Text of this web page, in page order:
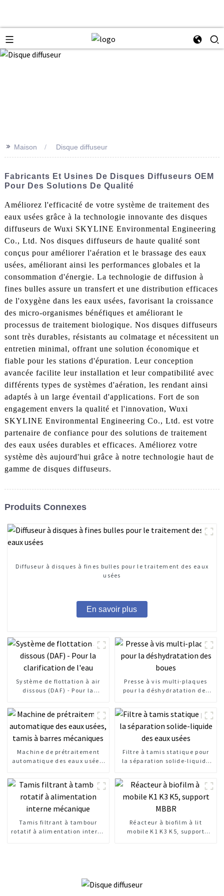
>> Maison Disque diffuseur
Fabricants Et Usines De Disques Diffuseurs OEM
Pour Des Solutions De Qualité
Améliorez l'efficacité de votre système de traitement des
eaux usées grâce à la technologie innovante des disques
diffuseurs de Wuxi SKYLINE Environmental Engineering
Co., Ltd. Nos disques diffuseurs de haute qualité sont
conçus pour améliorer l'aération et le brassage des eaux
usées, améliorant ainsi les performances globales et la
consommation d'énergie. La technologie de diffusion à
fines bulles assure un transfert et une distribution efficaces
de l'oxygène dans les eaux usées, favorisant la croissance
des micro-organismes bénéfiques et améliorant le
processus de traitement biologique. Nos disques diffuseurs
sont très durables, résistants au colmatage et nécessitent un
entretien minimal, offrant une solution économique et
fiable pour les stations d'épuration. Leur conception
avancée facilite leur installation et leur compatibilité avec
différents types de systèmes d'aération, les rendant ainsi
adaptés à un large éventail d'applications. Fort de son
engagement envers la qualité et l'innovation, Wuxi
SKYLINE Environmental Engineering Co., Ltd. est votre
partenaire de confiance pour des solutions de traitement
des eaux usées durables et efficaces. Améliorez votre
système dès aujourd'hui grâce à notre technologie haut de
gamme de disques diffuseurs.
Produits Connexes
Diffuseur à disques à fines bulles pour le traitement des eaux
usées
En savoir plus
Système de flottation à air
dissous (DAF) - Pour la
Presse à vis multi-plaques
pour la déshydratation des
Machine de prétraitement
automatique des eaux usées,
Filtre à tamis statique pour
la séparation solide-liquide
Tamis filtrant à tambour
rotatif à alimentation interne
Réacteur à biofilm à lit
mobile K1 K3 K5, support